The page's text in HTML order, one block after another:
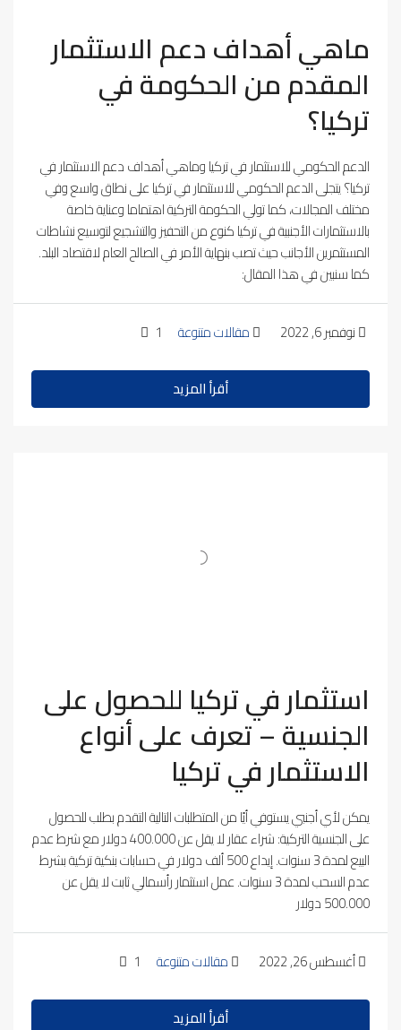
ماهي أهداف دعم الاستثمار
المقدم من الحكومة في
تركيا؟
الدعم الحكومي للاستثمار في تركيا وماهي أهداف دعم الاستثمار في
تركيا؟ يتجلى الدعم الحكومي للاستثمار في تركيا على نطاق واسع وفي
مختلف المجالات، كما تولي الحكومة التركية اهتماما وعناية خاصة
بالاستثمارات الأجنبية في تركيا كنوع من التحفيز والتشجيع لتوسيع نشاطات
المستثمرين الأجانب حيث تصب بنهاية الأمر في الصالح العام لاقتصاد البلد.
كما سنبين في هذا المقال:
نوفمبر 6, 2022 مقالات متنوعة 1
أقرأ المزيد
استثمار في تركيا للحصول على
الجنسية – تعرف على أنواع
الاستثمار في تركيا
يمكن لأي أجنبي يستوفي أيًا من المتطلبات التالية التقدم بطلب للحصول
على الجنسية التركية: شراء عقار لا يقل عن 400.000 دولار مع شرط عدم
البيع لمدة 3 سنوات. إيداع 500 ألف دولار في حسابات بنكية تركية بشرط
عدم السحب لمدة 3 سنوات. عمل استثمار رأسمالي ثابت لا يقل عن
500.000 دولار
أغسطس 26, 2022 مقالات متنوعة 1
أقرأ المزيد